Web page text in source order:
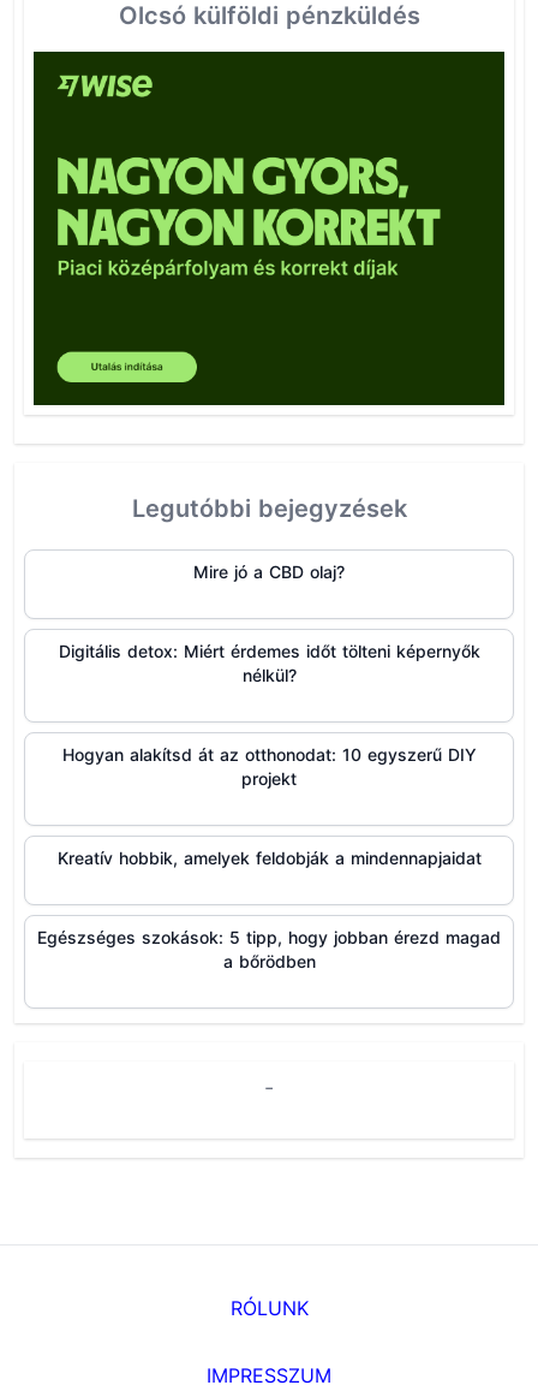
Olcsó külföldi pénzküldés
Legutóbbi bejegyzések
Mire jó a CBD olaj?
Digitális detox: Miért érdemes időt tölteni képernyők
nélkül?
Hogyan alakítsd át az otthonodat: 10 egyszerű DIY
projekt
Kreatív hobbik, amelyek feldobják a mindennapjaidat
Egészséges szokások: 5 tipp, hogy jobban érezd magad
a bőrödben
-
RÓLUNK
IMPRESSZUM